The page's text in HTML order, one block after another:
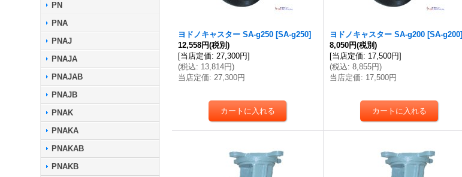
PN
PNA
PNAJ
PNAJA
PNAJAB
PNAJB
PNAK
PNAKA
PNAKAB
PNAKB
ヨドノキャスター SA-g250 [SA-g250]
12,558円(税別)
[当店定価: 27,300円]
(税込: 13,814円)
当店定価: 27,300円
ヨドノキャスター SA-g200 [SA-g200]
8,050円(税別)
[当店定価: 17,500円]
(税込: 8,855円)
当店定価: 17,500円